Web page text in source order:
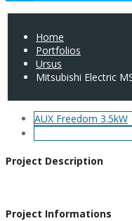
Home
Portfolios
Ursus
Mitsubishi Electric
AUX Freedom 3.5kW
Project Description
Project Informations